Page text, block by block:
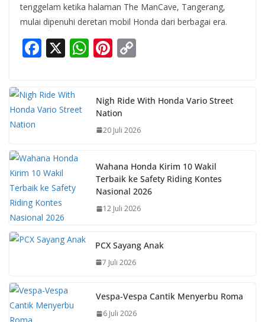
tenggelam ketika halaman The ManCave, Tangerang,
mulai dipenuhi deretan mobil Honda dari berbagai era.
F
e
b
k
X W
s
A
p
Pi
e
st
y
Li
k
Nigh Ride With Honda Vario Street
Nation
20 Juli 2026
Wahana Honda Kirim 10 Wakil
Terbaik ke Safety Riding Kontes
Nasional 2026
12 Juli 2026
PCX Sayang Anak
7 Juli 2026
Vespa-Vespa Cantik Menyerbu Roma
6 Juli 2026